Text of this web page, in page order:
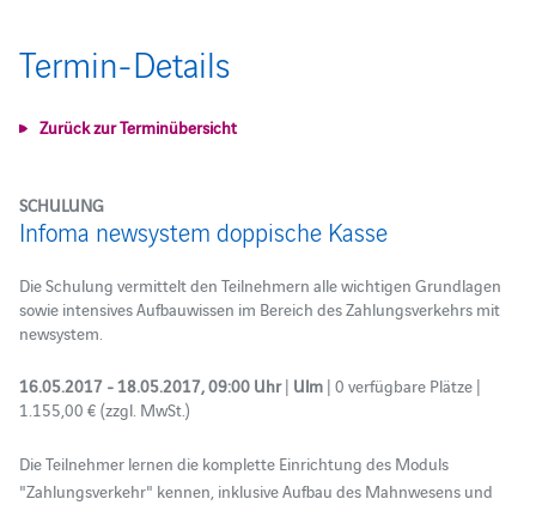
Termin-Details
Zurück zur Terminübersicht
SCHULUNG
Infoma newsystem doppische Kasse
Die Schulung vermittelt den Teilnehmern alle wichtigen Grundlagen
sowie intensives Aufbauwissen im Bereich des Zahlungsverkehrs mit
newsystem.
16.05.2017 - 18.05.2017, 09:00 Uhr| Ulm | 0 verfügbare Plätze |
1.155,00 € (zzgl. MwSt.)
Die Teilnehmer lernen die komplette Einrichtung des Moduls
"Zahlungsverkehr" kennen, inklusive Aufbau des Mahnwesens und